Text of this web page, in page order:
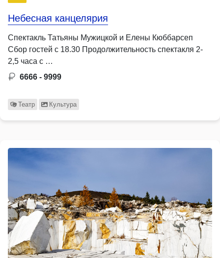
Небесная канцелярия
Спектакль Татьяны Мужицкой и Елены Кюббарсеп
Сбор гостей с 18.30 Продолжительность спектакля 2-
2,5 часа с …
6666 - 9999
Театр Культура